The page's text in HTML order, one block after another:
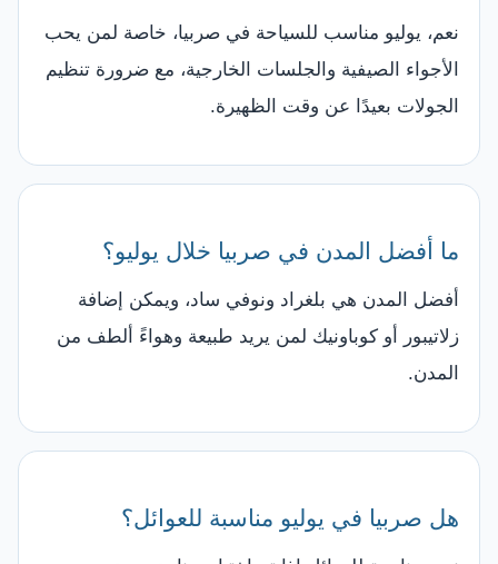
نعم، يوليو مناسب للسياحة في صربيا، خاصة لمن يحب
الأجواء الصيفية والجلسات الخارجية، مع ضرورة تنظيم
الجولات بعيدًا عن وقت الظهيرة.
ما أفضل المدن في صربيا خلال يوليو؟
أفضل المدن هي بلغراد ونوفي ساد، ويمكن إضافة
زلاتيبور أو كوباونيك لمن يريد طبيعة وهواءً ألطف من
المدن.
هل صربيا في يوليو مناسبة للعوائل؟